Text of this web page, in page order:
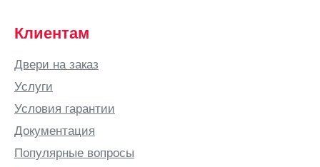
Клиентам
Двери на заказ
Услуги
Условия гарантии
Документация
Популярные вопросы